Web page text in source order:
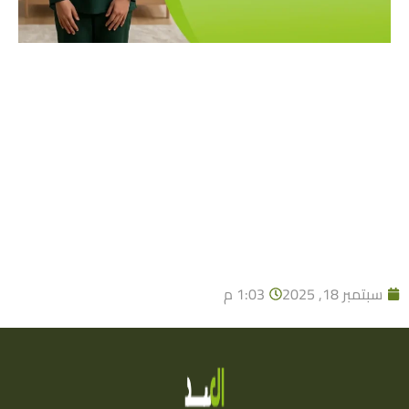
سبتمبر 18, 2025 1:03 م